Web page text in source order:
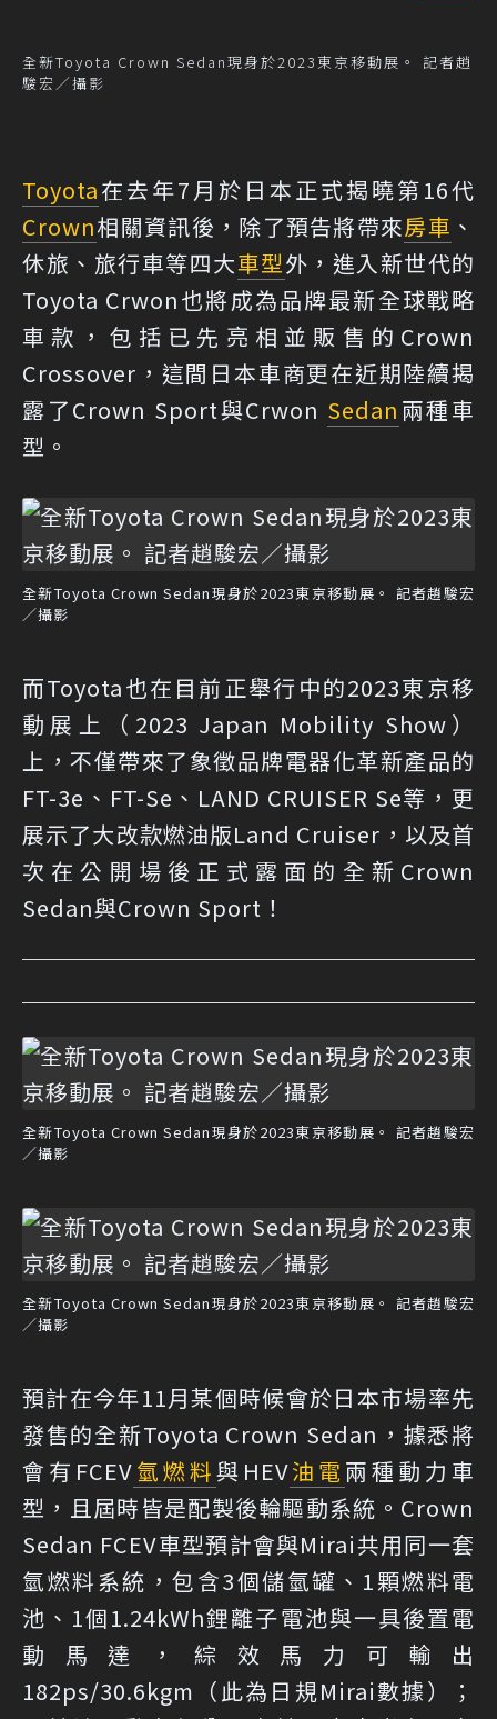
全新Toyota Crown Sedan現身於2023東京移動展。 記者趙
駿宏／攝影
Toyota在去年7月於日本正式揭曉第16代
Crown相關資訊後，除了預告將帶來房車 、
休旅、旅行車等四大車型外，進入新世代的
Toyota Crwon也將成為品牌最新全球戰略
車款，包括已先亮相並販售的Crown
Crossover，這間日本車商更在近期陸續揭
露了Crown Sport與Crwon Sedan 兩種車
型。
全新Toyota Crown Sedan現身於2023東京移動展。 記者趙駿宏
／攝影
而Toyota也在目前正舉行中的2023東京移
動展上（2023 Japan Mobility Show）
上，不僅帶來了象徵品牌電器化革新產品的
FT-3e、FT-Se、LAND CRUISER Se等，更
展示了大改款燃油版Land Cruiser，以及首
次在公開場後正式露面的全新Crown
Sedan與Crown Sport！
全新Toyota Crown Sedan現身於2023東京移動展。 記者趙駿宏
／攝影
全新Toyota Crown Sedan現身於2023東京移動展。 記者趙駿宏
／攝影
預計在今年11月某個時候會於日本市場率先
發售的全新Toyota Crown Sedan，據悉將
會有FCEV氫燃料與HEV油電兩種動力車
型，且屆時皆是配製後輪驅動系統。Crown
Sedan FCEV車型預計會與Mirai共用同一套
氫燃料系統，包含3個儲氫罐、1顆燃料電
池、1個1.24kWh鋰離子電池與一具後置電
動馬達，綜效馬力可輸出
182ps/30.6kgm（此為日規Mirai數據）；